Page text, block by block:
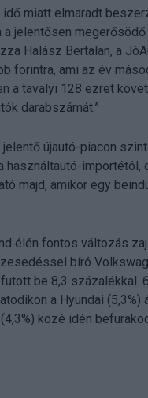
idő miatt elmaradt
jelentősen
Halász Bertalan, a
forintra, ami az év
a tavalyi 128 ezret
darabszámát.”
újautó-piacon
használtautó-
majd, amikor egy
élén fontos változás
bíró
be 8,3
a Hyundai
közé idén